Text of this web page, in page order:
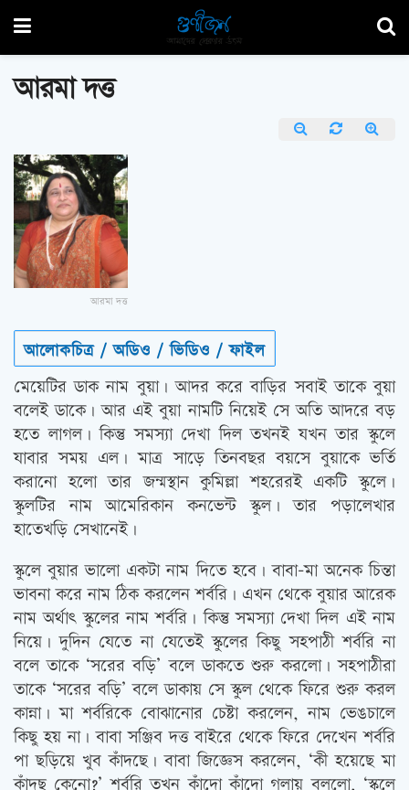
আরমা দত্ত
আরমা দত্ত
আলোকচিত্র / অডিও / ভিডিও / ফাইল
মেয়েটির ডাক নাম বুয়া। আদর করে বাড়ির সবাই তাকে বুয়া
বলেই ডাকে। আর এই বুয়া নামটি নিয়েই সে অতি আদরে বড়
হতে লাগল। কিন্তু সমস্যা দেখা দিল তখনই যখন তার স্কুলে
যাবার সময় এল। মাত্র সাড়ে তিনবছর বয়সে বুয়াকে ভর্তি
করানো হলো তার জন্মস্থান কুমিল্লা শহরেরই একটি স্কুলে।
স্কুলটির নাম আমেরিকান কনভেন্ট স্কুল। তার পড়ালেখার
হাতেখড়ি সেখানেই।
স্কুলে বুয়ার ভালো একটা নাম দিতে হবে। বাবা-মা অনেক চিন্তা
ভাবনা করে নাম ঠিক করলেন শর্বরি। এখন থেকে বুয়ার আরেক
নাম অর্থাত্‍ স্কুলের নাম শর্বরি। কিন্তু সমস্যা দেখা দিল এই নাম
নিয়ে। দুদিন যেতে না যেতেই স্কুলের কিছু সহপাঠী শর্বরি না
বলে তাকে ‘সরের বড়ি’ বলে ডাকতে শুরু করলো। সহপাঠীরা
তাকে ‘সরের বড়ি’ বলে ডাকায় সে স্কুল থেকে ফিরে শুরু করল
কান্না। মা শর্বরিকে বোঝানোর চেষ্টা করলেন, নাম ভেঙচালে
কিছু হয় না। বাবা সঞ্জিব দত্ত বাইরে থেকে ফিরে দেখেন শর্বরি
পা ছড়িয়ে খুব কাঁদছে। বাবা জিজ্ঞেস করলেন, ‘কী হয়েছে মা